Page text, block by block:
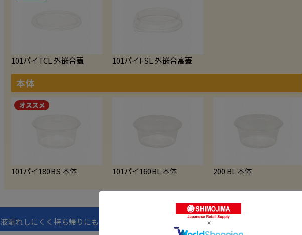
101パイTCL 外嵌合蓋 101パイFSL 外嵌合高蓋
本体
101パイ180BS 本体 101パイ160BL 本体 200 BL 本体
液漏れしにくく持ち帰りにも安心！ 密閉性の高さと蓋の閉めやすさ・開けやすさを両立